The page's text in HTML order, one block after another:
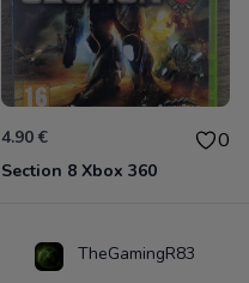
4.90 € 0
Section 8 Xbox 360
TheGamingR83